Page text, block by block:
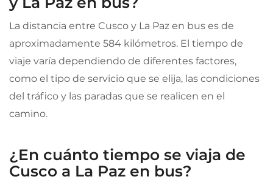
La distancia entre Cusco y La Paz en bus es de
aproximadamente 584 kilómetros. El tiempo de
viaje varía dependiendo de diferentes factores,
como el tipo de servicio que se elija, las condiciones
del tráfico y las paradas que se realicen en el
camino.
¿En cuánto tiempo se viaja de
Cusco a La Paz en bus?